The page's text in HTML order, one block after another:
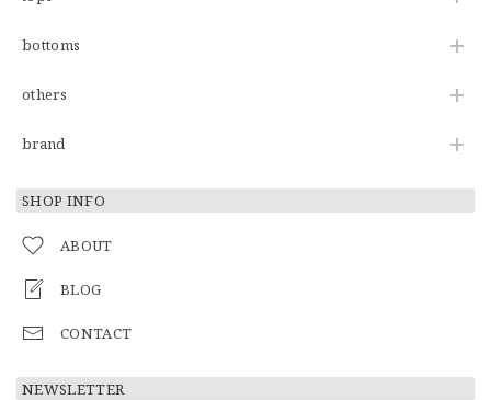
bottoms
others
brand
SHOP INFO
ABOUT
BLOG
CONTACT
NEWSLETTER